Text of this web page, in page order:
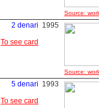
Source:
2 denari
To see card
1995
Source:
5 denari
To see card
1993